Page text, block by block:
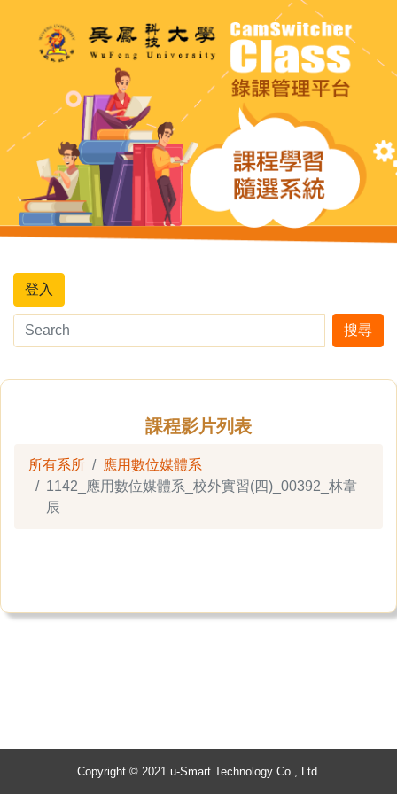
登入
搜尋
課程影片列表
所有系所
應用數位媒體系
1142_應用數位媒體系_校外實習(四)_00392_林韋
辰
Copyright © 2021 u-Smart Technology Co., Ltd.